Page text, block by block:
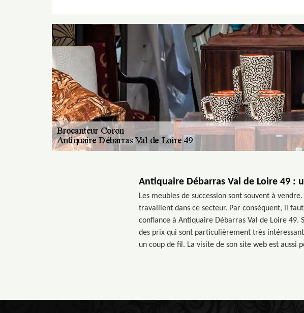
Antiquaire Débarras Val de Loire 49 :
Les meubles de succession sont souvent à
travaillent dans ce secteur. Par conséquent, il
confiance à Antiquaire Débarras Val de Loire
des prix qui sont particulièrement très
un coup de fil. La visite de son site web est aussi